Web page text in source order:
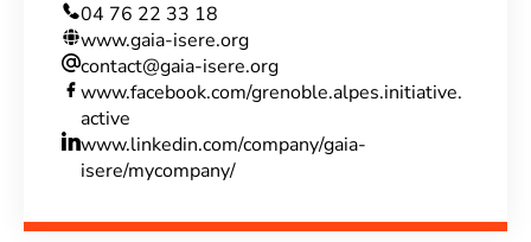
04 76 22 33 18
www.gaia-isere.org
contact@gaia-isere.org
www.facebook.com/grenoble.alpes.initiative.
active
www.linkedin.com/company/gaia-
isere/mycompany/